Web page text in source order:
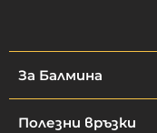
За Балмина
Полезни връзки